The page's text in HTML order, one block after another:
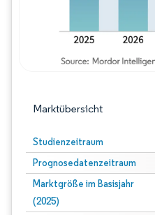
Marktübersicht
Studienzeitraum
Prognosedatenzeitraum
Marktgröße im Basisjahr
(2025)